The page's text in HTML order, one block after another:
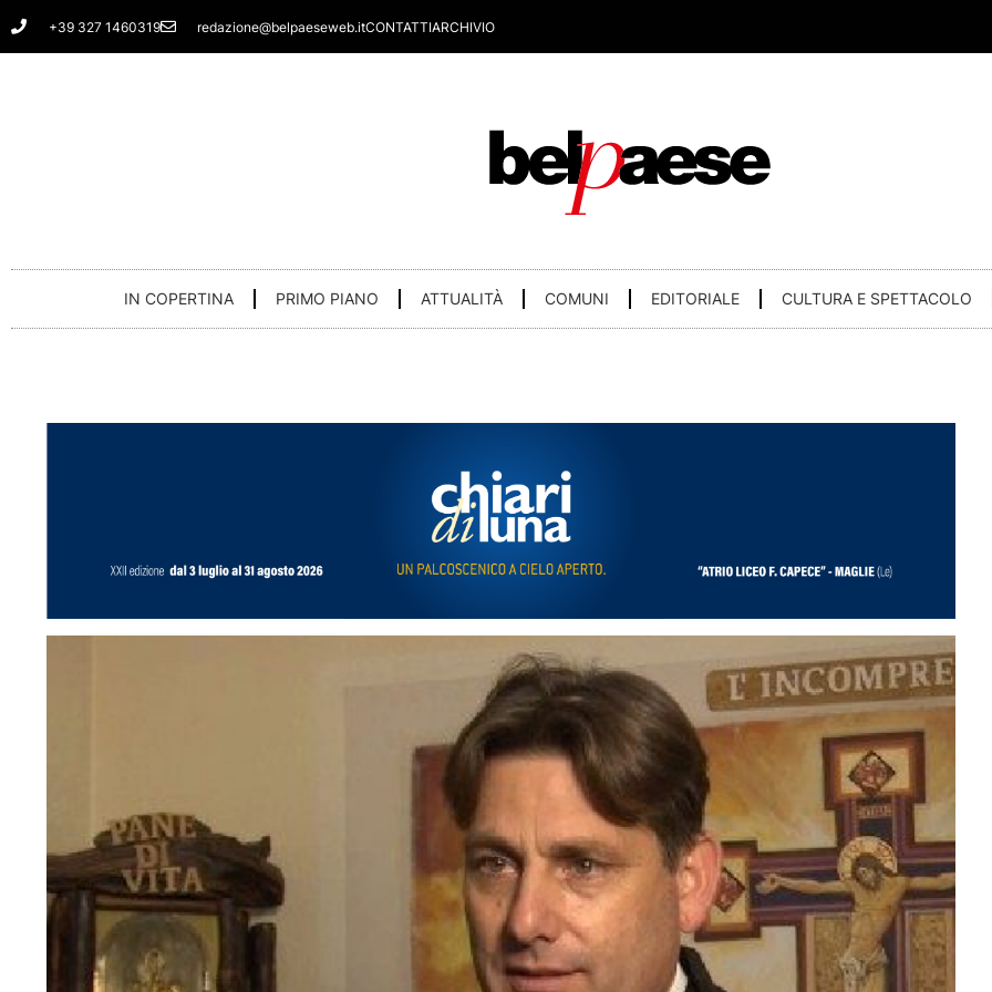
Vai
al
+39 327 1460319 redazione@belpaeseweb.itCONTATTIARCHIVIO
IN COPERTINA PRIMO PIANO ATTUALITÀ COMUNI EDITORIALE CULTURA E SPETTACOLO